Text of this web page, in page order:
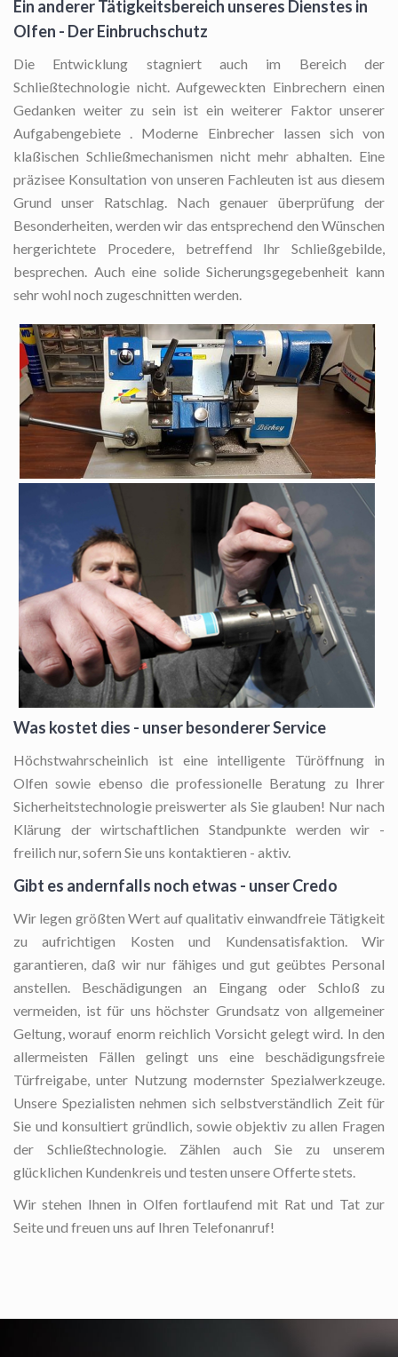
Ein anderer Tätigkeitsbereich unseres Dienstes in
Olfen - Der Einbruchschutz
Die Entwicklung stagniert auch im Bereich der
Schließtechnologie nicht. Aufgeweckten Einbrechern einen
Gedanken weiter zu sein ist ein weiterer Faktor unserer
Aufgabengebiete . Moderne Einbrecher lassen sich von
klaßischen Schließmechanismen nicht mehr abhalten. Eine
präzisee Konsultation von unseren Fachleuten ist aus diesem
Grund unser Ratschlag. Nach genauer überprüfung der
Besonderheiten, werden wir das entsprechend den Wünschen
hergerichtete Procedere, betreffend Ihr Schließgebilde,
besprechen. Auch eine solide Sicherungsgegebenheit kann
sehr wohl noch zugeschnitten werden.
Was kostet dies - unser besonderer Service
Höchstwahrscheinlich ist eine intelligente Türöffnung in
Olfen sowie ebenso die professionelle Beratung zu Ihrer
Sicherheitstechnologie preiswerter als Sie glauben! Nur nach
Klärung der wirtschaftlichen Standpunkte werden wir -
freilich nur, sofern Sie uns kontaktieren - aktiv.
Gibt es andernfalls noch etwas - unser Credo
Wir legen größten Wert auf qualitativ einwandfreie Tätigkeit
zu aufrichtigen Kosten und Kundensatisfaktion. Wir
garantieren, daß wir nur fähiges und gut geübtes Personal
anstellen. Beschädigungen an Eingang oder Schloß zu
vermeiden, ist für uns höchster Grundsatz von allgemeiner
Geltung, worauf enorm reichlich Vorsicht gelegt wird. In den
allermeisten Fällen gelingt uns eine beschädigungsfreie
Türfreigabe, unter Nutzung modernster Spezialwerkzeuge.
Unsere Spezialisten nehmen sich selbstverständlich Zeit für
Sie und konsultiert gründlich, sowie objektiv zu allen Fragen
der Schließtechnologie. Zählen auch Sie zu unserem
glücklichen Kundenkreis und testen unsere Offerte stets.
Wir stehen Ihnen in Olfen fortlaufend mit Rat und Tat zur
Seite und freuen uns auf Ihren Telefonanruf!